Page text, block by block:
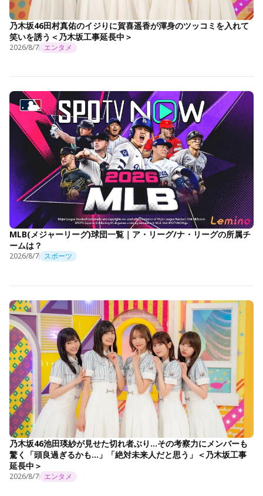
乃木坂46田村真佑のイジりに賀喜遥香が渾身のツッコミを入れて
笑いを誘う＜乃木坂工事延長中＞
2026/8/7 エンタメ
MLB(メジャーリーグ)球団一覧｜ア・リーグ/ナ・リーグの所属チ
ームは？
2026/8/7 スポーツ
乃木坂46池田瑛紗が見せた切れ者ぶり…その考察力にメンバーも
驚く「頭良過ぎるかも…」「絶対未来人だと思う」＜乃木坂工事
延長中＞
2026/8/7 エンタメ